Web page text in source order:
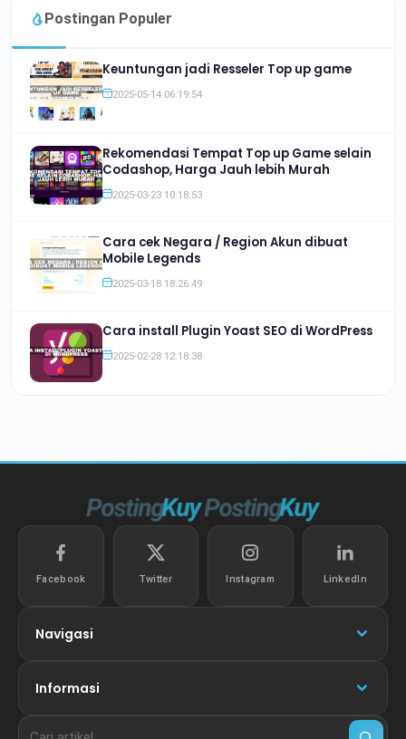
Postingan Populer
Keuntungan jadi Resseler Top up game
2025-05-14 06:19:54
Rekomendasi Tempat Top up Game selain
Codashop, Harga Jauh lebih Murah
2025-03-23 10:18:53
Cara cek Negara / Region Akun dibuat
Mobile Legends
2025-03-18 18:26:49
Cara install Plugin Yoast SEO di WordPress
2025-02-28 12:18:38
Facebook Twitter Instagram LinkedIn
Navigasi
Informasi